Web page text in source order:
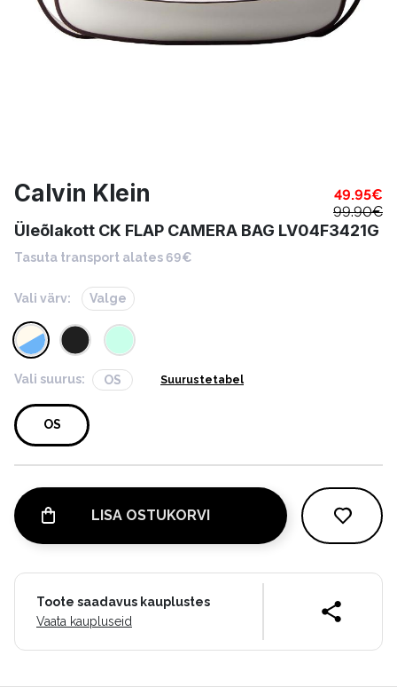
Calvin Klein 49.95€
99.90€
Üleõlakott CK FLAP CAMERA BAG LV04F3421G
Tasuta transport alates 69€
Vali värv: Valge
Vali suurus: OS Suurustetabel
OS
LISA OSTUKORVI
Toote saadavus kauplustes
Vaata kaupluseid